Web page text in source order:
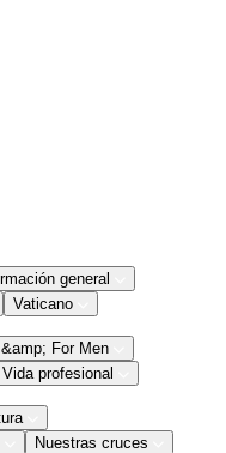
general
Vaticano
For Men
Vida profesional
Nuestras cruces